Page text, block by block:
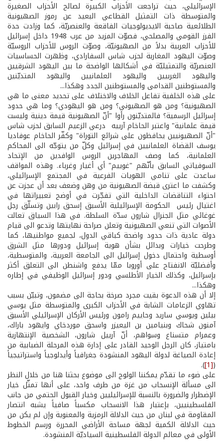
الإسرائيلي، حيث تراجعت الأحزاب الكبيرة لصالح الأحزاب الصغيرة
والمتوسطة ذات التمثيل القطاعي البعيد عن رموز الصهيونية
الطلائعية صاحبة الايديولوجيات الفاقعة والعنصريّة، كما وزادت حدة
الفرز القومي والمصلحي، فصوّت المزيد من عرب 1948 داخل إسرائيل
للأحزاب العربية بدلاً من الصهيونيّة، وصوّت الروس للأحزاب الروسيّة
وصوّت اليهود المغاربة لحزب شاس السفارادي، وظهرت الحساسيات
العنصريّة والتمثيليّة في أشكالها الواضحة ما بين اليهود الشرقيين
واليهود الغربيين واليهود العلمانيين واليهود المتديّنين
والمستوطنين القدامى والمستوطنين الجدد وهكذا...
على هذه الخلفية تفاعل الخلاف والاختلاف على تحديد معنى ما هي
الصهيونية؟ ومن هو الصهيوني؟ ومن هو اليهودي؟ وما هي حدود
إسرائيل الرسمية؟ فالمتديّنون رأوا "أنّ الصهيونية قيمة دينية وليست
قيمة علمانية" واعتبر الحاخام آرييه درعي الزعيم السابق لحزب شاس
"أنّ الصهيونيين يحافظون على شرائع التوراة" وكفّر الحاخام عوفاديا
يوسف القضاة العلمانيين في إسرائيل وكلّ من يتوجّه الى المحاكم
العلمانية، كما وصف المهاجرين الروس الوافدين من الإتحاد
السوفياتي السابق بأنّهم "غوييم" أي أغيار وغرباء. وهذه المواقف
ساعدت على تنامي الهويات الفرعية في المجتمع الإسرائيلي،
وكشفت ما اعترى قبضة الصهيونية من وهن وضعف بعد أن عجزت عن
احتواء التناقضات الداخلية التي تفجّرت في أوضح تعبيراتها في
اغتيال رئيس الحكومة الإسرائيلية الأسبق إسحق رابين وتسلّق رجل
غوغائي مثل الجنرال شارون سدّة السلطة. في هذا السياق تعالت
الأصوات التي تنعي الصهيونية وتعلن صراحة نهايتها وتدعو الى قيام
دولة عادية ذات حدود واضحة كباقي الدول، لجميع مواطنيها، كما
وطرحت خيارات وبدائل بشأن هوية إسرائيل ودورها مثل الشرق
أوسطية واحتمال دخول إسرائيل الى الجامعة العربية، والمتوسطية،
وأفضليّة الانفتاح على أوروبا ممّا يدفع واشنطن الى التعلق أكثر
بإسرائيل، وكذلك الخيار الأطلسي ودور إسرائيل الوظيفي في إطاره
وهكذا...
إلا أن هذه الدعوة بقيت مجرد صرخة بحاجة الى مضمون، وتبيّن بسبب
تهاوي الزعامات الشابة في الأحزاب الكبرى والمتوسطة مثل يوسي
بيلين ويوسي ساريد وحاييم رامون ورئيس الأركان الإسرائيلي الأسبق
آمنون شحاك وبنيامين بن اليعيزر واسحق موردخاي وايهود باراك،
وعمرام متسناع وسواهم، أنّ آرييل شارون، الشخصية الإنتهازية
بامتياز، كان الرجل الوحيد القادر على إدارة هذه المرحلة الضبابية من
إعادة الصياغة لدولة اليهود المنشودة جغرافياً وأيدلوجياً واستراتيجياً
(
[1]
).
على ضوء ما تقدّم يمكننا الولوج الى موضوع بحثنا هنا من خلال النظر
الى مسألة الإنسحاب من غزة من طرف واحد، على أنها تمثّل خيار
الإضطرار والضرورة بالنسبة للإسرائيليين وخيار القبول الحتمي من جانب
الفلسطينيين، بإعتبار هذا الانسحاب مكسباً صافياً يشبه انتصار
المقاومة في لبنان من حيث الدلالة الرمزية والمعنوية وإن لم يكن من
حيث الدلالة الكمية لجهة مساحة الأراضي المحررة ورسم الخطوط
الأولى في معالم الدولة الفلسطينية السياديّة المنشودة.